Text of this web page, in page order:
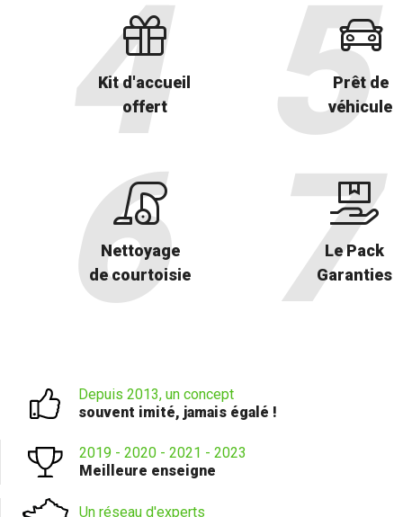
Kit d'accueil
offert
Prêt de
véhicule
Nettoyage
de courtoisie
Le Pack
Garanties
Depuis 2013, un concept
souvent imité, jamais égalé !
2019 - 2020 - 2021 - 2023
Meilleure enseigne
Un réseau d'experts